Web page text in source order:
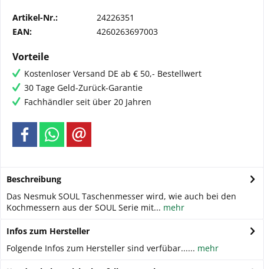
Artikel-Nr.:
24226351
EAN:
4260263697003
Vorteile
Kostenloser Versand DE ab € 50,- Bestellwert
30 Tage Geld-Zurück-Garantie
Fachhändler seit über 20 Jahren
Beschreibung
Das Nesmuk SOUL Taschenmesser wird, wie auch bei den
Kochmessern aus der SOUL Serie mit... mehr
Infos zum Hersteller
Folgende Infos zum Hersteller sind verfübar...... mehr